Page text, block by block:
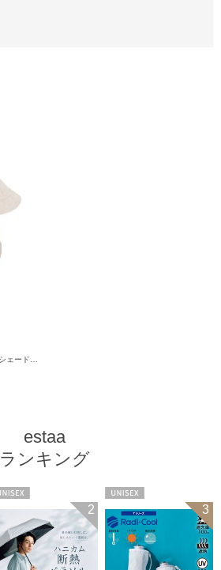
estaa
ランキング
2 3